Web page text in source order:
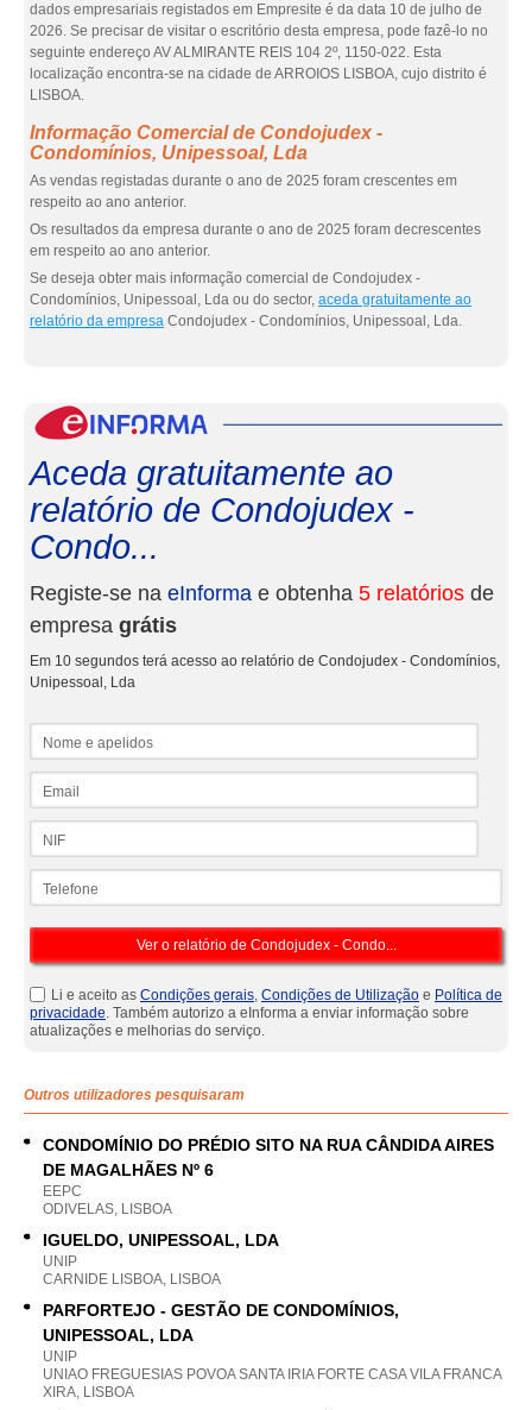
dados empresariais registados em Empresite é da data 10 de julho de
2026. Se precisar de visitar o escritório desta empresa, pode fazê-lo no
seguinte endereço AV ALMIRANTE REIS 104 2º, 1150-022. Esta
localização encontra-se na cidade de ARROIOS LISBOA, cujo distrito é
LISBOA.
Informação Comercial de Condojudex -
Condomínios, Unipessoal, Lda
As vendas registadas durante o ano de 2025 foram crescentes em
respeito ao ano anterior.
Os resultados da empresa durante o ano de 2025 foram decrescentes
em respeito ao ano anterior.
Se deseja obter mais informação comercial de Condojudex -
Condomínios, Unipessoal, Lda ou do sector, aceda gratuitamente ao
relatório da empresa Condojudex - Condomínios, Unipessoal, Lda.
Aceda gratuitamente ao
relatório de Condojudex -
Condo...
Registe-se na eInforma e obtenha 5 relatórios de
empresa grátis
Em 10 segundos terá acesso ao relatório de Condojudex - Condomínios,
Unipessoal, Lda
Li e aceito as Condições gerais, Condições de Utilização e Política de
privacidade. Também autorizo a eInforma a enviar informação sobre
atualizações e melhorias do serviço.
Outros utilizadores pesquisaram
CONDOMÍNIO DO PRÉDIO SITO NA RUA CÂNDIDA AIRES
DE MAGALHÃES Nº 6
EEPC
ODIVELAS, LISBOA
IGUELDO, UNIPESSOAL, LDA
UNIP
CARNIDE LISBOA, LISBOA
PARFORTEJO - GESTÃO DE CONDOMÍNIOS,
UNIPESSOAL, LDA
UNIP
UNIAO FREGUESIAS POVOA SANTA IRIA FORTE CASA VILA FRANCA
XIRA, LISBOA